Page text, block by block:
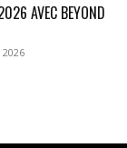
AVEC BEYOND
2026